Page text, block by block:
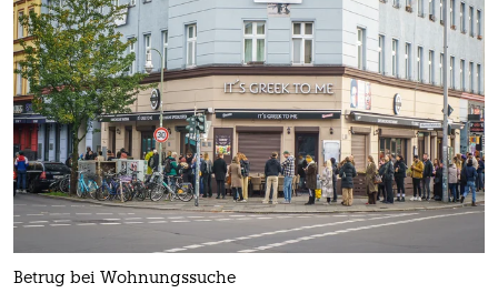
Betrug bei Wohnungssuche